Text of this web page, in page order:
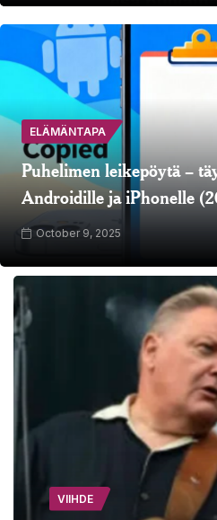
ELÄMÄNTAPA
Puhelimen leikepöytä –
Androidille ja iPhonelle
October 9, 2025
VIIHDE